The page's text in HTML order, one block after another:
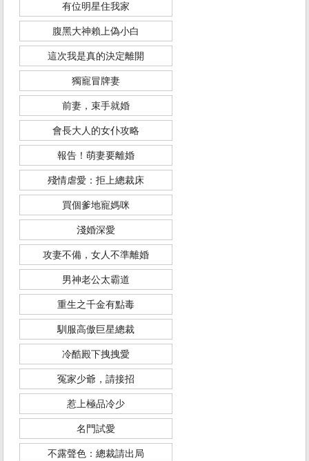
有位明星住我家
腹黑大神賴上偽小白
這次我是真的決定離開
獨寵冒牌妻
前妻，束手就婚
會長大人的女仆攻略
報告！萌妻要離婚
殘情虐愛：拒上總裁床
買個爹地寵媽咪
淺婚深愛
攻妻不備，女人不準離婚
男神老公太霸道
重生之千金有點毒
馴服高傲巨星總裁
冷酷殿下拽拽愛
冤家少爺，請接招
惹上極品冷少
名門試愛
不露聲色：總裁請出局